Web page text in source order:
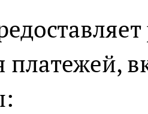
платежей,